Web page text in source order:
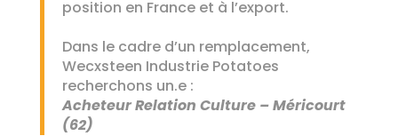
position en France et à l’export.
Dans le cadre d’un remplacement,
Wecxsteen Industrie Potatoes
recherchons un.e :
Acheteur Relation Culture – Méricourt
(62)